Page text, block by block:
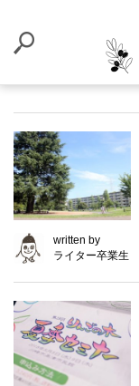
written by
ライター卒業生